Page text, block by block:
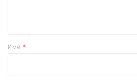
Име *